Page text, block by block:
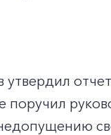
утвердил
поручил